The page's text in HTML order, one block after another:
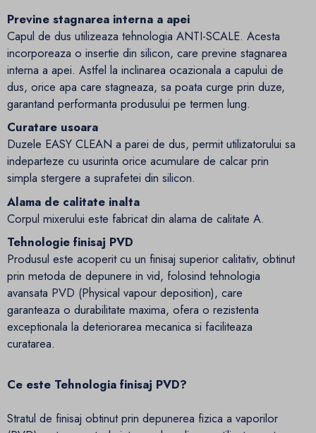
Previne stagnarea interna a apei
Capul de dus utilizeaza tehnologia ANTI-SCALE. Acesta
incorporeaza o insertie din silicon, care previne stagnarea
interna a apei. Astfel la inclinarea ocazionala a capului de
dus, orice apa care stagneaza, sa poata curge prin duze,
garantand performanta produsului pe termen lung.
Curatare usoara
Duzele EASY CLEAN a parei de dus, permit utilizatorului sa
indeparteze cu usurinta orice acumulare de calcar prin
simpla stergere a suprafetei din silicon.
Alama de calitate inalta
Corpul mixerului este fabricat din alama de calitate A.
Tehnologie finisaj PVD
Produsul este acoperit cu un finisaj superior calitativ, obtinut
prin metoda de depunere in vid, folosind tehnologia
avansata PVD (Physical vapour deposition), care
garanteaza o durabilitate maxima, ofera o rezistenta
exceptionala la deteriorarea mecanica si faciliteaza
curatarea.
Ce este Tehnologia finisaj PVD?
Stratul de finisaj obtinut prin depunerea fizica a vaporilor